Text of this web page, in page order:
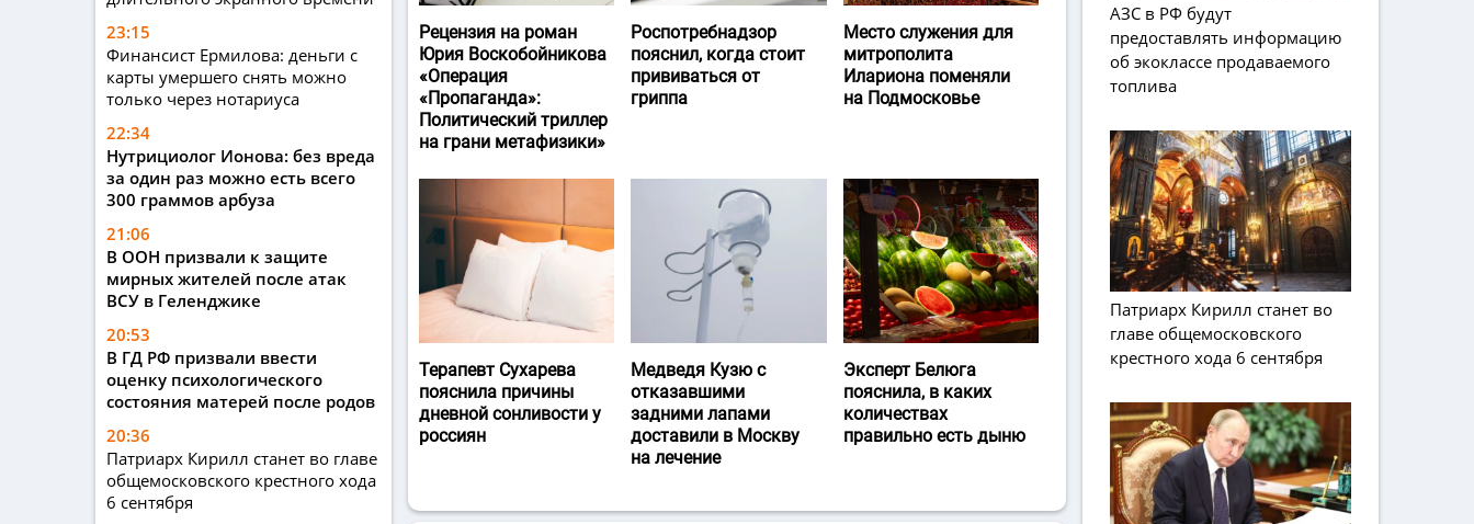
23:15
Финансист Ермилова: деньги с
карты умершего снять можно
только через нотариуса
22:34
Нутрициолог Ионова: без вреда
за один раз можно есть всего
300 граммов арбуза
21:06
В ООН призвали к защите
мирных жителей после атак
ВСУ в Геленджике
20:53
В ГД РФ призвали ввести
оценку психологического
состояния матерей после родов
20:36
Патриарх Кирилл станет во главе
общемосковского крестного хода
6 сентября
Рецензия на роман
Юрия Воскобойникова
«Операция
«Пропаганда»:
Политический триллер
на грани метафизики»
Роспотребнадзор
пояснил, когда стоит
прививаться от
гриппа
Место служения для
митрополита
Илариона поменяли
на Подмосковье
Терапевт Сухарева
пояснила причины
дневной сонливости у
россиян
Медведя Кузю с
отказавшими
задними лапами
доставили в Москву
на лечение
Эксперт Белюга
пояснила, в каких
количествах
правильно есть дыню
АЗС в РФ будут
предоставлять информацию
об экоклассе продаваемого
топлива
Патриарх Кирилл станет во
главе общемосковского
крестного хода 6 сентября